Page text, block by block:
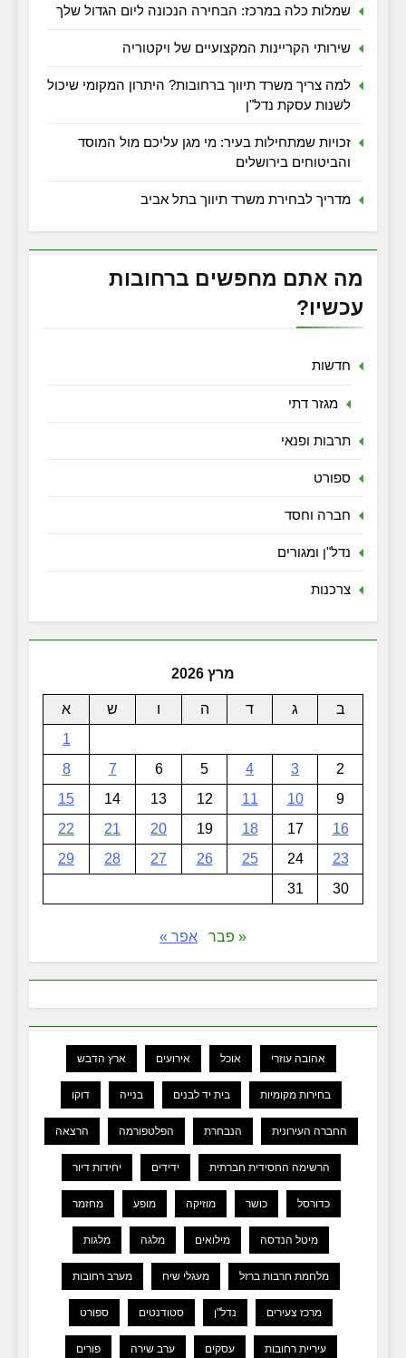
שמלות כלה במרכז: הבחירה הנכונה ליום הגדול שלך
שירותי הקריינות המקצועיים של ויקטוריה
למה צריך משרד תיווך ברחובות? היתרון המקומי שיכול
לשנות עסקת נדל"ן
זכויות שמתחילות בעיר: מי מגן עליכם מול המוסד
והביטוחים בירושלים
מדריך לבחירת משרד תיווך בתל אביב
מה אתם מחפשים ברחובות
עכשיו?
חדשות
מגזר דתי
תרבות ופנאי
ספורט
חברה וחסד
נדל"ן ומגורים
צרכנות
מרץ 2026
ב ג ד ה ו ש
א
1
2
3
4
5
6
7
8
9
10
11
12
13
14
15
16
17
18
19
20
21
22
23
24
25
26
27
28
29
30
31
« פבר אפר »
אהובה עוזרי אוכל אירועים ארץ הדבש
בחירות מקומיות בית יד לבנים בנייה דוקו
החברה העירונית הנבחרת הפלטפורמה הרצאה
הרשימה החסידית חברתית ידידים יחידות דיור
כדורסל כושר מוזיקה מופע מחזמר
מיטל הנדסה מילואים מלגה מלגות
מלחמת חרבות ברזל מעגלי שיח מערב רחובות
מרכז צעירים נדל"ן סטודנטים ספורט
עיריית רחובות עסקים ערב שירה פורים